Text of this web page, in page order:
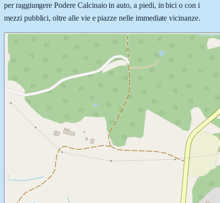
per raggiungere Podere Calcinaio in auto, a piedi, in bici o con i
mezzi pubblici, oltre alle vie e piazze nelle immediate vicinanze.